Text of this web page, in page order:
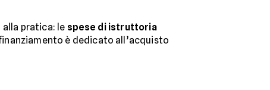
alla pratica: le spese di istruttoria
è dedicato all’acquisto